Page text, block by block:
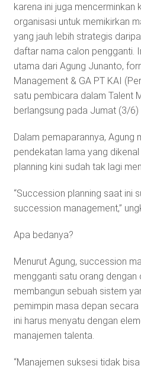
karena ini juga mencerminkan
organisasi untuk memikirkan
yang jauh lebih strategis
daftar nama calon pengganti.
utama dari Agung Junanto,
Management & GA PT KAI
satu pembicara dalam Talent
berlangsung pada Jumat (3/6)
Dalam pemaparannya, Agung
pendekatan lama yang
planning kini sudah tak lagi
“Succession planning saat ini
succession management,”
Apa bedanya?
Menurut Agung, succession
mengganti satu orang dengan
membangun sebuah sistem
pemimpin masa depan
ini harus menyatu dengan
manajemen talenta.
“Manajemen suksesi tidak